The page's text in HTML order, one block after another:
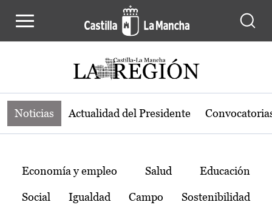
Noticias de la región de Castilla-La
Noticias Actualidad del Presidente
Temas
Economía y empleo Salud Educación
Social Igualdad Campo Sostenibilidad